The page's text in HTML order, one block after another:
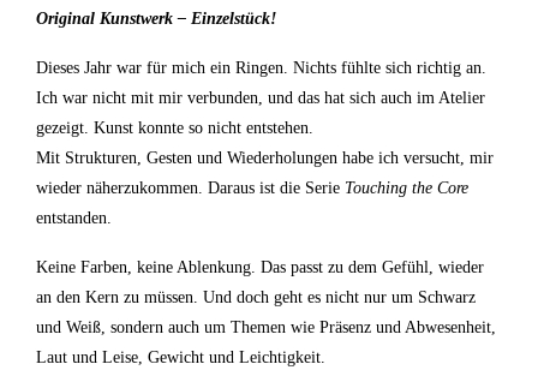
Original Kunstwerk – Einzelstück!
Dieses Jahr war für mich ein Ringen. Nichts fühlte sich richtig an.
Ich war nicht mit mir verbunden, und das hat sich auch im Atelier
gezeigt. Kunst konnte so nicht entstehen.
Mit Strukturen, Gesten und Wiederholungen habe ich versucht, mir
wieder näherzukommen. Daraus ist die Serie Touching the Core
entstanden.
Keine Farben, keine Ablenkung. Das passt zu dem Gefühl, wieder
an den Kern zu müssen. Und doch geht es nicht nur um Schwarz
und Weiß, sondern auch um Themen wie Präsenz und Abwesenheit,
Laut und Leise, Gewicht und Leichtigkeit.